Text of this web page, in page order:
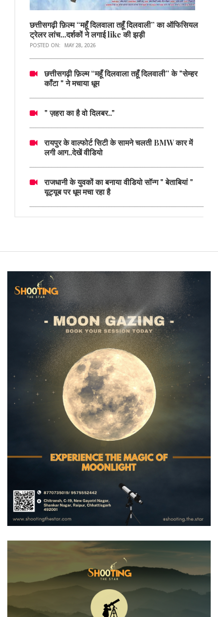
छत्तीसगढ़ी फ़िल्म “महूँ दिलवाला तहूँ दिलवाली” का ऑफिसियल
ट्रेलर लांच...दर्शकों ने लगाई like की झड़ी
POSTED ON: MAY 28, 2026
छत्तीसगढ़ी फ़िल्म “महूँ दिलवाला तहूँ दिलवाली” के "सेम्हर
काँटा " ने मचाया धूम
" ज़हरा का है वो दिलबर.."
रायपुर के वाल्फोर्ट सिटी के सामने चलती BMW कार में
लगी आग..देखें वीडियो
राजधानी के युवकों का बनाया वीडियो सॉन्ग " बेताबियां "
यूट्यूब पर धूम मचा रहा है